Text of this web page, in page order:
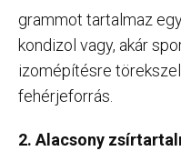
grammot tartalmaz
kondizol vagy, akár
izomépítésre
fehérjeforrás.
2. Alacsony